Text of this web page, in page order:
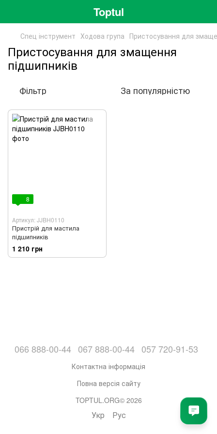
Toptul
Спец інструмент Ходова група Пристосування для
Пристосування для змащення
підшипників
Фільтр За популярністю
8
Артикул: JJBH0110
Пристрій для мастила
підшипників
1 210 грн
066 888-00-44 067 888-00-44 057 720-91-53
Контактна інформація
Повна версія сайту
TOPTUL.ORG© 2026
Укр Рус